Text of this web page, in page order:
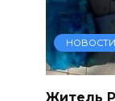
Житель